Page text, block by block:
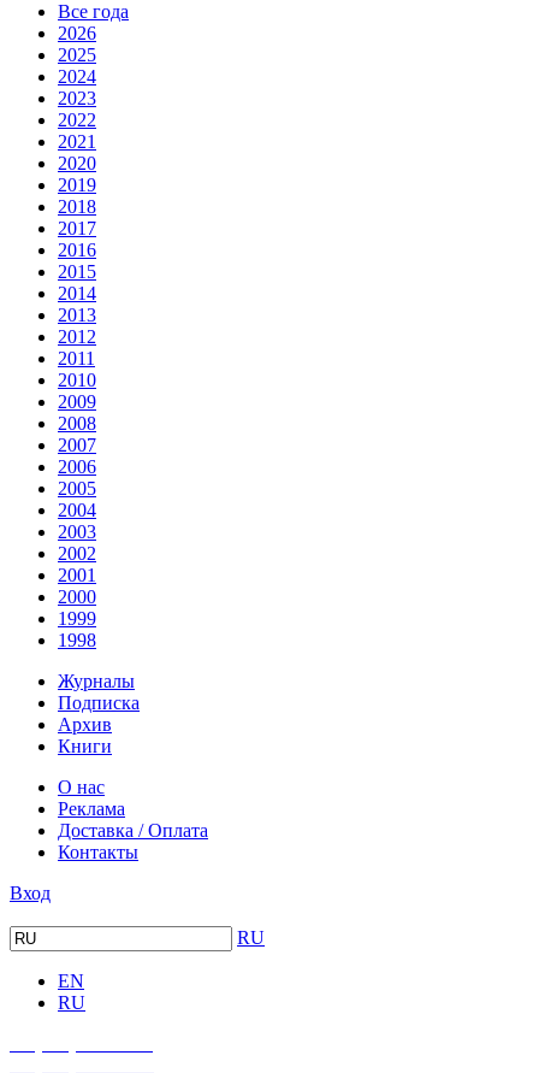
Все года
2026
2025
2024
2023
2022
2021
2020
2019
2018
2017
2016
2015
2014
2013
2012
2011
2010
2009
2008
2007
2006
2005
2004
2003
2002
2001
2000
1999
1998
Журналы
Подписка
Архив
Книги
О нас
Реклама
Доставка / Оплата
Контакты
Вход
RU
EN
RU